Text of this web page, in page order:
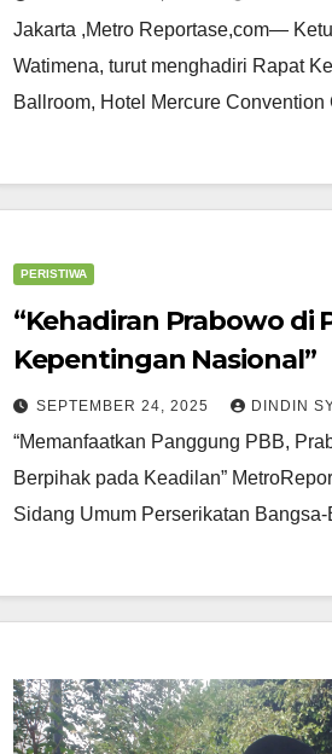
Jakarta ,Metro Reportase,com—
Watimena, turut menghadiri Rapat
Ballroom, Hotel Mercure
PERISTIWA
“Kehadiran Prabowo di
Kepentingan Nasional”
SEPTEMBER 24, 2025 DINDIN
“Memanfaatkan Panggung PBB,
Berpihak pada Keadilan”
Sidang Umum Perserikatan